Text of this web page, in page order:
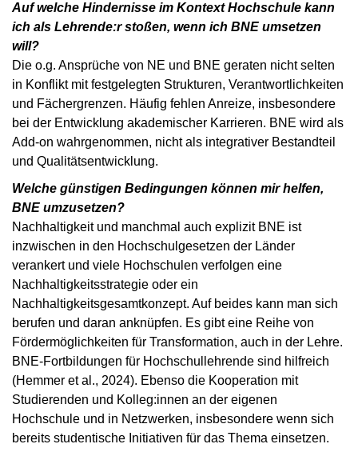
Auf welche Hindernisse im Kontext Hochschule kann
ich als Lehrende:r stoßen, wenn ich BNE umsetzen
will?
Die o.g. Ansprüche von NE und BNE geraten nicht selten
in Konflikt mit festgelegten Strukturen, Verantwortlichkeiten
und Fächergrenzen. Häufig fehlen Anreize, insbesondere
bei der Entwicklung akademischer Karrieren. BNE wird als
Add-on wahrgenommen, nicht als integrativer Bestandteil
und Qualitätsentwicklung.
Welche günstigen Bedingungen können mir helfen,
BNE umzusetzen?
Nachhaltigkeit und manchmal auch explizit BNE ist
inzwischen in den Hochschulgesetzen der Länder
verankert und viele Hochschulen verfolgen eine
Nachhaltigkeitsstrategie oder ein
Nachhaltigkeitsgesamtkonzept. Auf beides kann man sich
berufen und daran anknüpfen. Es gibt eine Reihe von
Fördermöglichkeiten für Transformation, auch in der Lehre.
BNE-Fortbildungen für Hochschullehrende sind hilfreich
(Hemmer et al., 2024). Ebenso die Kooperation mit
Studierenden und Kolleg:innen an der eigenen
Hochschule und in Netzwerken, insbesondere wenn sich
bereits studentische Initiativen für das Thema einsetzen.